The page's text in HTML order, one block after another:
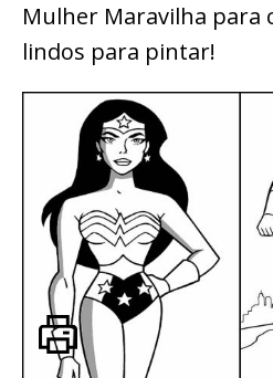
Mulher Maravilha para
lindos para pintar!